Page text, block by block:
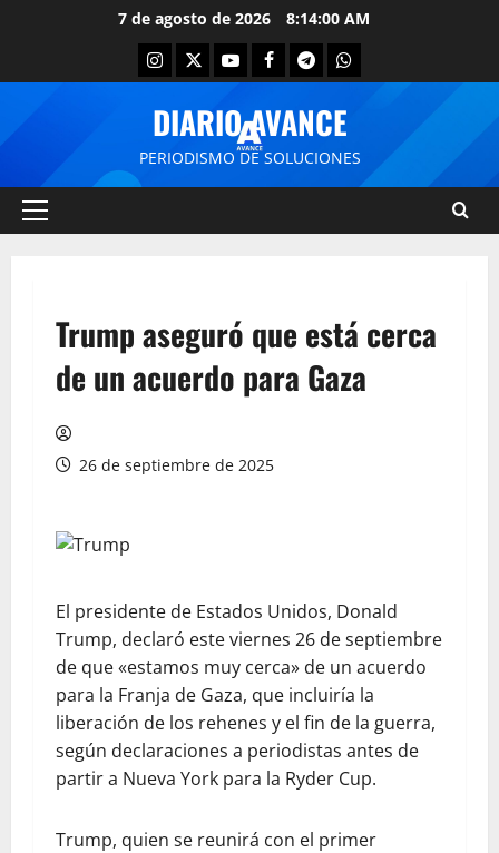
7 de agosto de 2026 8:14:00 AM
DIARIO AVANCE
PERIODISMO DE SOLUCIONES
Trump aseguró que está cerca
de un acuerdo para Gaza
26 de septiembre de 2025
El presidente de Estados Unidos, Donald
Trump, declaró este viernes 26 de septiembre
de que «estamos muy cerca» de un acuerdo
para la Franja de Gaza, que incluiría la
liberación de los rehenes y el fin de la guerra,
según declaraciones a periodistas antes de
partir a Nueva York para la Ryder Cup.
Trump, quien se reunirá con el primer